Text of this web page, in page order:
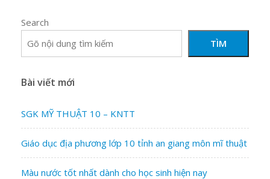
Search
TÌM
Bài viết mới
SGK MỸ THUẬT 10 – KNTT
Giáo dục địa phương lớp 10 tỉnh an giang môn mĩ thuật
Màu nước tốt nhất dành cho học sinh hiện nay